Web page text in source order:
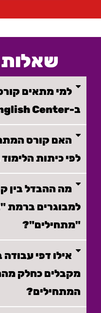
למי מתאים
ב-English Center ומה הוא כולל?
האם קורס
לפי כיתות
מה ההבדל בין
למבוגרים ברמת
"מתחילים"?
אילו דפי
מקבלים כחלק
המתחילים?